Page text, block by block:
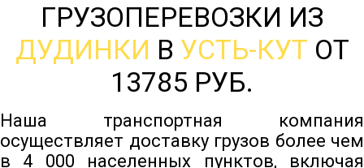
ГРУЗОПЕРЕВОЗКИ ИЗ
ДУДИНКИ В УСТЬ-КУТ ОТ
13785 РУБ.
Наша транспортная компания
осуществляет доставку грузов более чем
в 4 000 населенных пунктов, включая